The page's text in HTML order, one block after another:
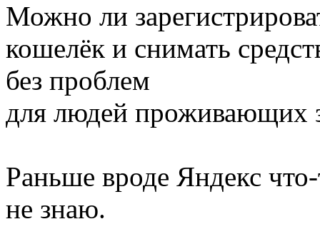
Можно ли
кошелёк и снимать
без проблем
для людей проживающих
Раньше вроде Яндекс
не знаю.